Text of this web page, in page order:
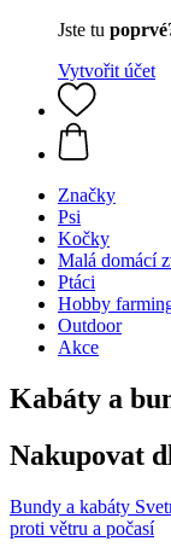
Jste tu
Vytvořit účet
Značky
Psi
Kočky
Malá domácí
Ptáci
Hobby
Outdoor
Akce
Kabáty a
Nakupovat
Bundy a kabáty
proti větru a počasí